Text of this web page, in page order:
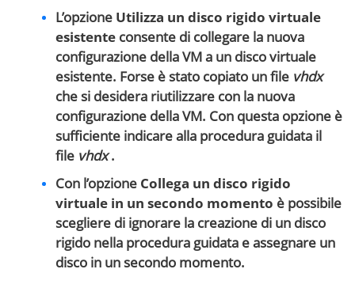
L’opzione Utilizza un disco rigido virtuale
esistente consente di collegare la nuova
configurazione della VM a un disco virtuale
esistente. Forse è stato copiato un file vhdx
che si desidera riutilizzare con la nuova
configurazione della VM. Con questa opzione è
sufficiente indicare alla procedura guidata il
file vhdx.
Con l’opzione Collega un disco rigido
virtuale in un secondo momento è possibile
scegliere di ignorare la creazione di un disco
rigido nella procedura guidata e assegnare un
disco in un secondo momento.